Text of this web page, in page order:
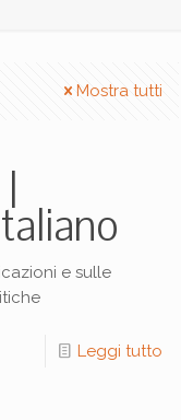
Mostra tutti
e sulle
Leggi tutto